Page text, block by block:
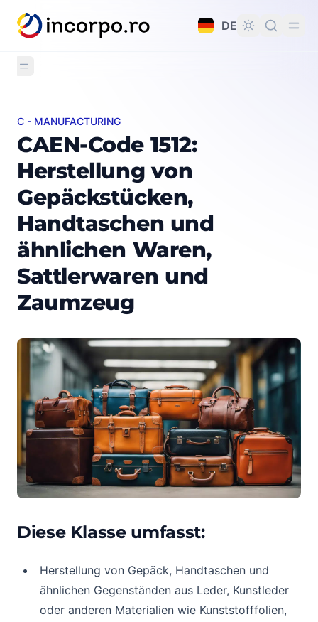
springen
DE
CAEN-Code 1512: Herstellung von Gepäckstücken,
C - MANUFACTURING
CAEN-Code 1512:
Herstellung von
Gepäckstücken,
Handtaschen und
ähnlichen Waren,
Sattlerwaren und
Zaumzeug
Diese Klasse umfasst:
Herstellung von Gepäck, Handtaschen und
ähnlichen Gegenständen aus Leder, Kunstleder
oder anderen Materialien wie Kunststofffolien,